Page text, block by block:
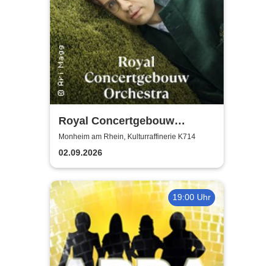
Royal Concertgebouw
Orchestra | Víkingur Ólafsson
Monheim am Rhein, Kulturraffinerie K714
02.09.2026
19:00 Uhr